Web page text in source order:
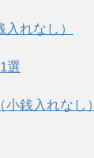
れなし）
選
銭入れなし）